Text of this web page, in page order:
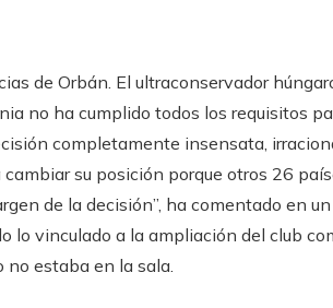
de Orbán. El ultraconservador
no ha cumplido todos los requisitos
completamente insensata,
su posición porque otros 26
de la decisión”, ha comentado en
lo vinculado a la ampliación del club
no estaba en la sala.